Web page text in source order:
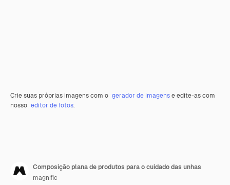
Crie suas próprias imagens com o gerador de imagense edite-as com
nosso editor de fotos.
Composição plana de produtos para o cuidado das unhas
magnific